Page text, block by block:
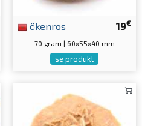
19€
ökenros
70 gram | 60x55x40 mm
se produkt